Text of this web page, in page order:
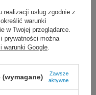
bez mankietu,
15 mm, z
usług zgodnie z
warunki
w Twojej przeglądarce.
prywatności można
warunki Google.
Zawsze
aktywne